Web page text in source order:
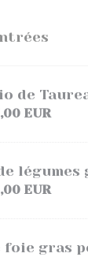
de
EUR
légumes
EUR
foie gras